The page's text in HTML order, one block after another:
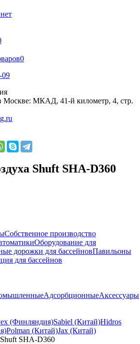
0
09
Москве: МКАД, 41-й километр, 4, стр.
Shuft SHA-D360
Собственное производство
Оборудование для
дорожки для бассейновПавильоны
для бассейнов
АдсорбционныеАксессуары
(Финляндия)Sabiel (Китай)Hidros
Polman (Китай)Jax (Китай)
SHA-D360